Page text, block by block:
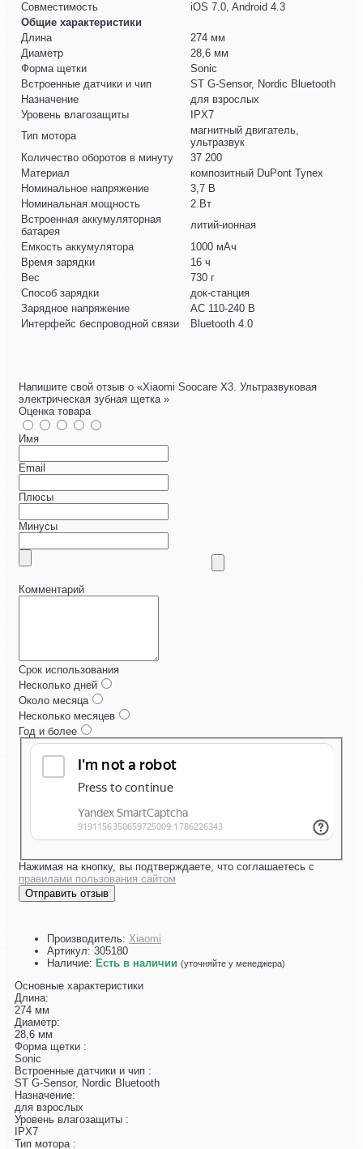
Совместимость
iOS 7.0, Android 4.3
Общие характеристики
Длина
274 мм
Диаметр
28,6 мм
Форма щетки
Sonic
Встроенные датчики и чип
ST G-Sensor, Nordic Bluetooth
Назначение
для взрослых
Уровень влагозащиты
IPX7
Тип мотора
магнитный двигатель,
ультразвук
Количество оборотов в минуту
37 200
Материал
композитный DuPont Tynex
Номинальное напряжение
3,7 В
Номинальная мощность
2 Вт
Встроенная аккумуляторная
батарея
литий-ионная
Емкость аккумулятора
1000 мАч
Время зарядки
16 ч
Вес
730 г
Способ зарядки
док-станция
Зарядное напряжение
AC 110-240 В
Интерфейс беспроводной связи
Bluetooth 4.0
Напишите свой отзыв о «Xiaomi Soocare X3. Ультразвуковая
электрическая зубная щетка »
Оценка товара
Имя
Email
Плюсы
Минусы
Комментарий
Срок использования
Несколько дней
Около месяца
Несколько месяцев
Год и более
Нажимая на кнопку, вы подтверждаете, что соглашаетесь с
правилами пользования сайтом
Отправить отзыв
Производитель: Xiaomi
Артикул: 305180
Наличие: Есть в наличии (уточняйте у менеджера)
Основные характеристики
Длина:
274 мм
Диаметр:
28,6 мм
Форма щетки :
Sonic
Встроенные датчики и чип :
ST G-Sensor, Nordic Bluetooth
Назначение:
для взрослых
Уровень влагозащиты :
IPX7
Тип мотора :